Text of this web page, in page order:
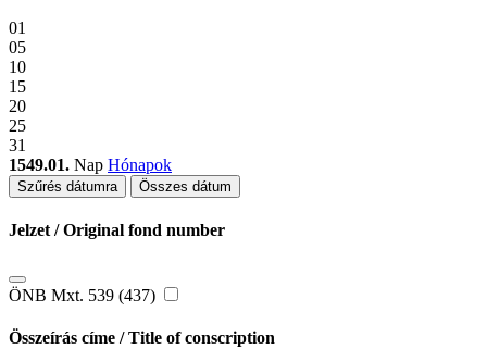
01
05
10
15
20
25
31
1549.01. Nap Hónapok
Szűrés dátumra Összes dátum
Jelzet / Original fond number
ÖNB Mxt. 539 (437)
Összeírás címe / Title of conscription